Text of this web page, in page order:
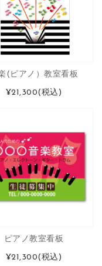
(ピアノ）教室看板
¥21,300(税込)
ピアノ教室看板
¥21,300(税込)